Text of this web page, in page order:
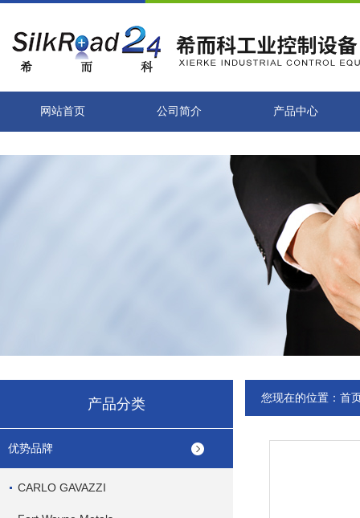
网站首页 公司简介 产品中心
产品分类
优势品牌
CARLO GAVAZZI
您现在的位置： 首